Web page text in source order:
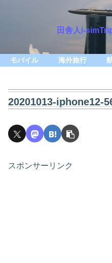
田舎人i-
モバイル 海外旅行
20201013-iphone12-
スポンサーリンク